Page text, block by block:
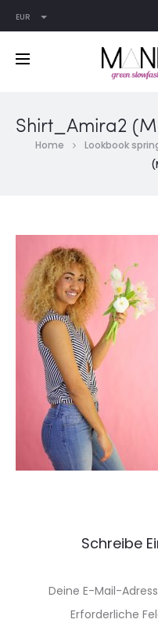
EUR
Shirt_Amira2
Home Lookbook
Schreibe
Deine E-Mail-
Erforderliche